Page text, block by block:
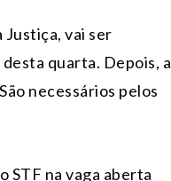
vai ser
quarta. Depois, a
necessários pelos
STF na vaga aberta